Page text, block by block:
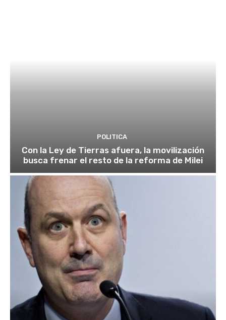
POLITICA
Con la Ley de Tierras afuera, la movilización
busca frenar el resto de la reforma de Milei